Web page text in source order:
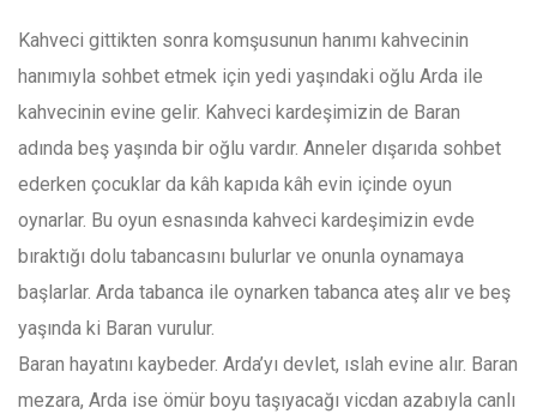
Kahveci gittikten sonra komşusunun hanımı kahvecinin
hanımıyla sohbet etmek için yedi yaşındaki oğlu Arda ile
kahvecinin evine gelir. Kahveci kardeşimizin de Baran
adında beş yaşında bir oğlu vardır. Anneler dışarıda sohbet
ederken çocuklar da kâh kapıda kâh evin içinde oyun
oynarlar. Bu oyun esnasında kahveci kardeşimizin evde
bıraktığı dolu tabancasını bulurlar ve onunla oynamaya
başlarlar. Arda tabanca ile oynarken tabanca ateş alır ve beş
yaşında ki Baran vurulur.
Baran hayatını kaybeder. Arda’yı devlet, ıslah evine alır. Baran
mezara, Arda ise ömür boyu taşıyacağı vicdan azabıyla canlı